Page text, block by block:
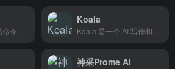
Koala
神采Prome AI